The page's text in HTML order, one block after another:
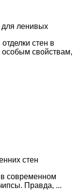
для ленивых
стен в
особым свойствам,
стен
в современном
Правда, ...